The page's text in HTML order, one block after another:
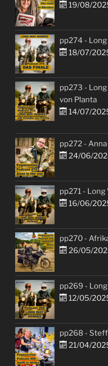
19/08/
pp274 -
18/07/
pp273 -
von Planta
14/07/
pp272 -
24/06/
pp271 -
16/06/
pp270 -
26/05/
pp269 -
12/05/
pp268 -
21/04/